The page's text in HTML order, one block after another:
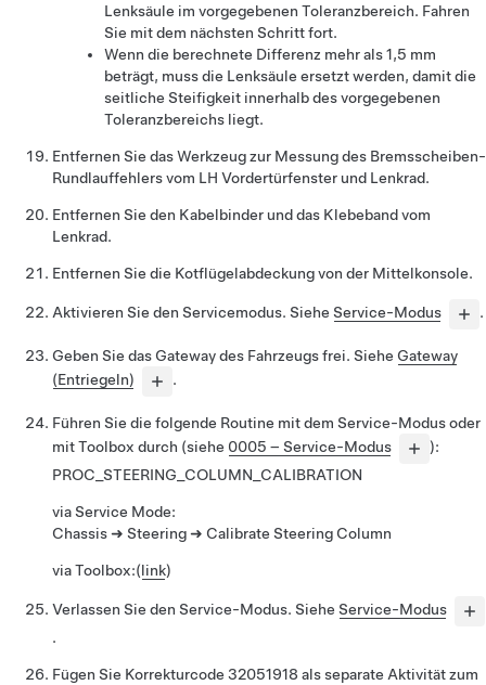
Lenksäule im vorgegebenen Toleranzbereich. Fahren
Sie mit dem nächsten Schritt fort.
Wenn die berechnete Differenz mehr als 1,5 mm
beträgt, muss die Lenksäule ersetzt werden, damit die
seitliche Steifigkeit innerhalb des vorgegebenen
Toleranzbereichs liegt.
Entfernen Sie das Werkzeug zur Messung des Bremsscheiben-
Rundlauffehlers vom LH Vordertürfenster und Lenkrad.
Entfernen Sie den Kabelbinder und das Klebeband vom
Lenkrad.
Entfernen Sie die Kotflügelabdeckung von der Mittelkonsole.
Aktivieren Sie den Servicemodus. Siehe Service-Modus .
Geben Sie das Gateway des Fahrzeugs frei. Siehe Gateway
(Entriegeln)
.
Führen Sie die folgende Routine mit dem Service-Modus oder
mit Toolbox durch (siehe 0005 – Service-Modus
):
PROC_STEERING_COLUMN_CALIBRATION
via Service Mode:
Chassis ➜ Steering ➜ Calibrate Steering Column
via Toolbox:(link)
Verlassen Sie den Service-Modus. Siehe Service-Modus
.
Fügen Sie Korrekturcode 32051918 als separate Aktivität zum